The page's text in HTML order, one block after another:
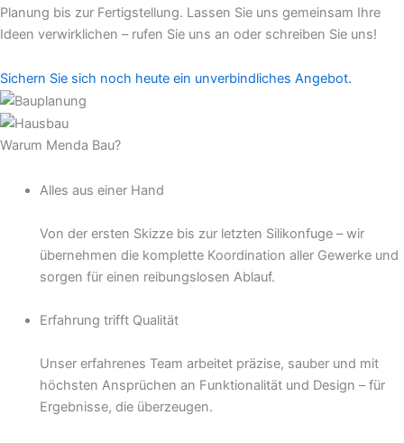
Planung bis zur Fertigstellung. Lassen Sie uns gemeinsam Ihre
Ideen verwirklichen – rufen Sie uns an oder schreiben Sie uns!
Sichern Sie sich noch heute ein unverbindliches Angebot.
Warum Menda Bau?
Alles aus einer Hand
Von der ersten Skizze bis zur letzten Silikonfuge – wir
übernehmen die komplette Koordination aller Gewerke und
sorgen für einen reibungslosen Ablauf.
Erfahrung trifft Qualität
Unser erfahrenes Team arbeitet präzise, sauber und mit
höchsten Ansprüchen an Funktionalität und Design – für
Ergebnisse, die überzeugen.